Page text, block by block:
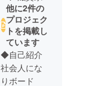
他に2件の
プロジェク
トを掲載し
ています
◆自己紹介
社会人にな
りボード